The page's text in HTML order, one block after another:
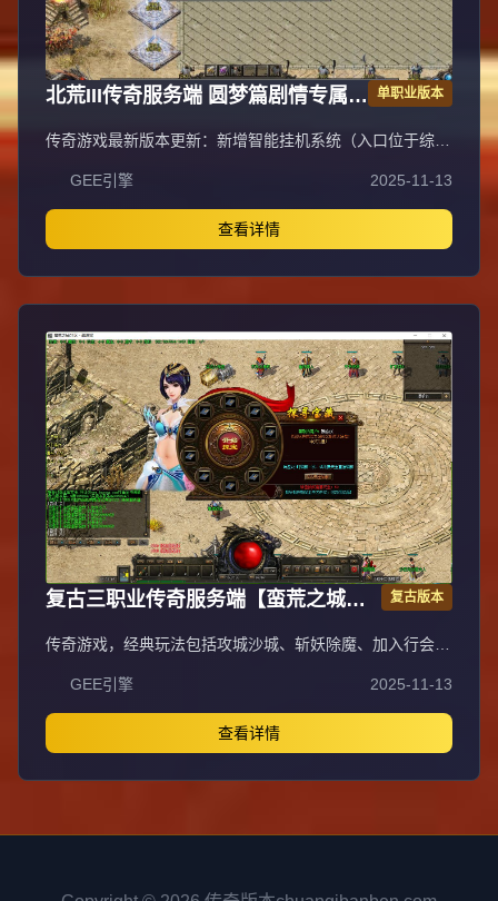
转生系统（一二三转，三转进二大陆强制），专属神器（沃
玛/祖玛兑换，元宝激活）。二大陆土城：幻境每2小时开放
20分钟（幻3-4刷金最快，幻10打boss点最快），特戒（麻
痹/复活/隐身/技能等6个搭配），生肖（12种特效，幻境使
者掉落，合成地级），战马BUFF（精英/首领掉落，洗练品
陆统治者称号（BOSS点+1），蜈蚣洞死亡棺材刷钱快，幸
无伤）。
北荒III传奇服务端 圆梦篇剧情专属神
器单职业版翎风引擎
单职业版本
传奇游戏最新版本更新：新增智能挂机系统（入口位于综合
升），新增三个不爆物品，同步上线手写攻略（建议配合查
询系统游玩，游戏难度适中）。增加元宝获取途径（杀怪即
可获得元宝，适配后期高消耗需求），新增两个背包神器，
调整金币获取规则（不同赞助等级对应不同获取量），金币
回收倍率与赞助等级挂钩。修复3个剧情地图因不刷怪导致
局（删除无用NPC，界面更整洁），新增GM可控真假爆率
系统，优化人物初始攻速（非无限刀）。完成多处剧情地图
问题修复与优化：赤沙龙城材料调整；剧情二四个NPC货币
消耗、材料及概率优化（适配周服节奏）；剧情三老者/尊
者材料数量与成功率优化、老马猴/卖酒老头/定海神针合成
修改、震天凯/穿针引线合成问题修复；云顶天宫进图条件
调整，难度适当降低。
GEE引擎 2025-11-13
查看详情
复古三职业传奇服务端【蛮荒之城】
翎风引擎
复古版本
传奇游戏，经典玩法包括攻城沙城、斩妖除魔、加入行会，
起步，历经矿工挖苦、毒蛇冒险，惊喜暴神兵，郁闷砍蛆
虫，升级学终技成就英雄。法师道法施威电符猛，战士火腾
空龙纹骨玉裁决，对酒当歌铲皇宫。为报友仇下祖玛，为雪
妻恨清蜈蚣，无畏诅咒名红，终日征战沙场，热血传奇体
验。
GEE引擎 2025-11-13
查看详情